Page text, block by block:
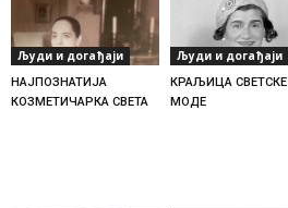
Људи и догађаји
НАЈПОЗНАТИЈА
КОЗМЕТИЧАРКА СВЕТА
Људи и догађаји
КРАЉИЦА СВЕТСКЕ
МОДЕ